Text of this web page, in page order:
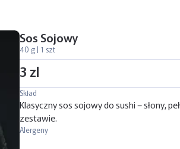
Sos Sojowy
40 g | 1 szt
3 zl
Skład
Klasyczny sos sojowy do sushi – słony,
zestawie.
Alergeny